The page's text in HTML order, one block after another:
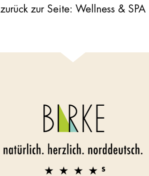
zurück zur Seite: Wellness & SPA